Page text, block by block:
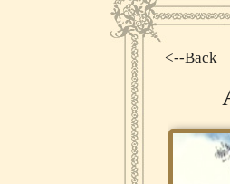
<--Back